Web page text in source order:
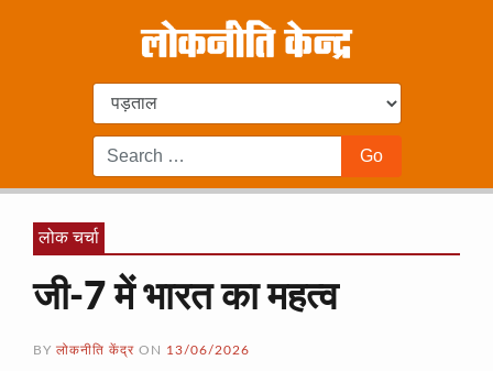
लोक चर्चा
जी-7 में भारत का महत्व
BY लोकनीति केंद्र ON 13/06/2026